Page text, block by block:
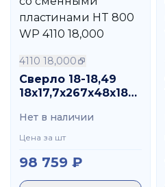
4110 18,000
Сверло 18-18,49
18х17,7х267х48х188,4
пластинами HT 800
WP 4110 18,000
Нет в наличии
Цена за шт
98 759 ₽